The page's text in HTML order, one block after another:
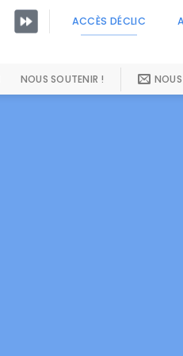
ACCÈS DÉCLIC
NOUS SOUTENIR !